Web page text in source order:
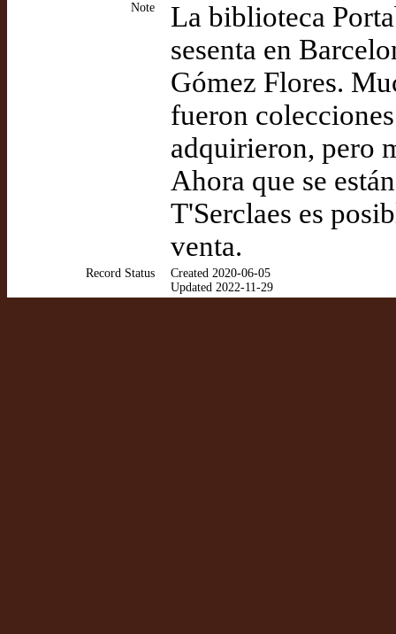
Note
La biblioteca
sesenta en
Gómez Flores.
fueron
adquirieron, pero
Ahora que se
T'Serclaes es
venta.
Record Status
Created 2020-06-05
Updated 2022-11-29